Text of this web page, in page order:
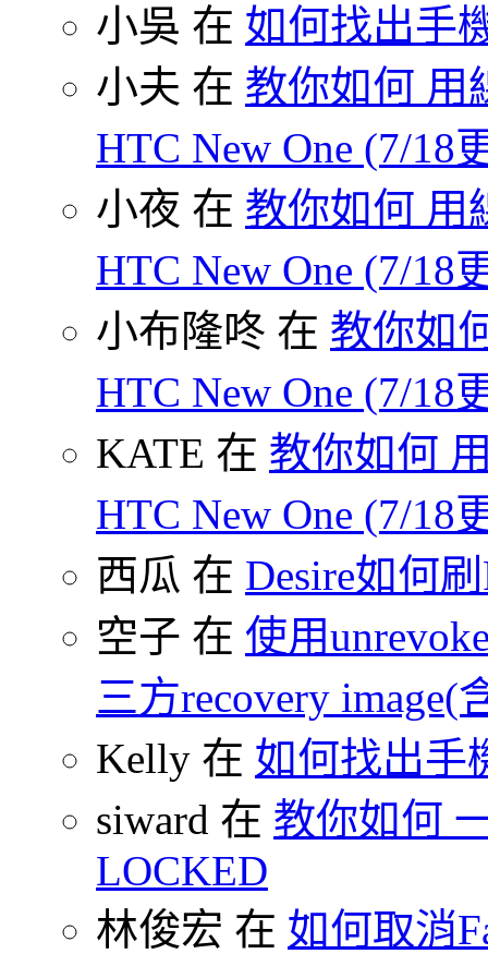
小吳 在 如何找出手
小夫 在 教你如何 用
HTC New One (7/18
小夜 在 教你如何 用
HTC New One (7/18
小布隆咚 在 教你如
HTC New One (7/18
KATE 在 教你如何
HTC New One (7/18
西瓜 在 Desire如何
空子 在 使用
三方recovery image(
Kelly 在 如何找出手
siward 在 教你如何
LOCKED
林俊宏 在 如何取消